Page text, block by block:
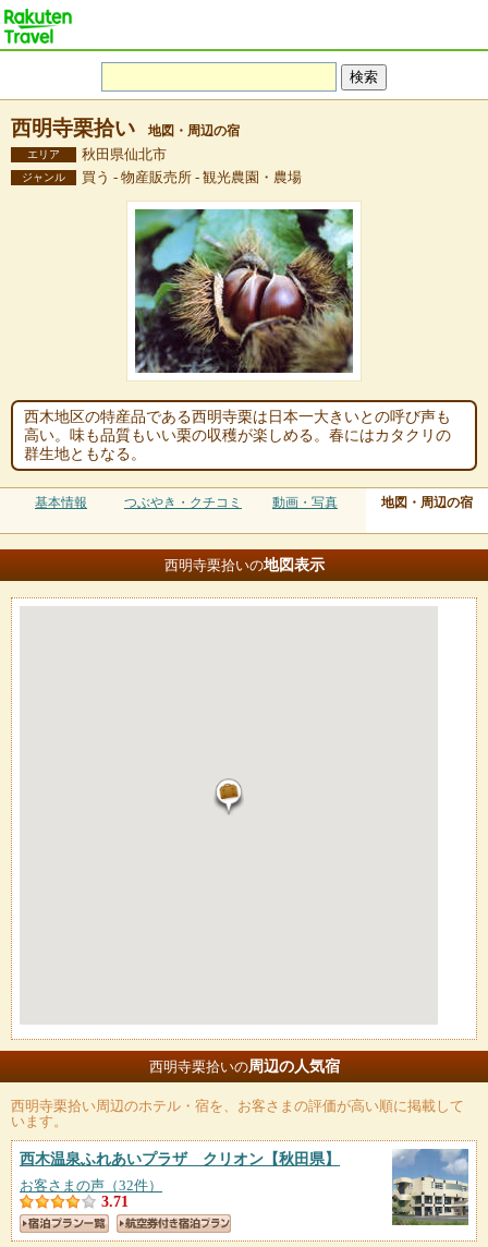
西明寺栗拾い 地図・周辺の宿
エリア 秋田県仙北市
ジャンル 買う - 物産販売所 - 観光農園・農場
西木地区の特産品である西明寺栗は日本一大きいとの呼び声も
高い。味も品質もいい栗の収穫が楽しめる。春にはカタクリの
群生地ともなる。
基本情報 つぶやき・クチコミ 動画・写真 地図・周辺の宿
西明寺栗拾いの地図表示
西明寺栗拾いの周辺の人気宿
西明寺栗拾い周辺のホテル・宿を、お客さまの評価が高い順に掲載して
います。
西木温泉ふれあいプラザ クリオン 【秋田県】
お客さまの声（32件）
3.71